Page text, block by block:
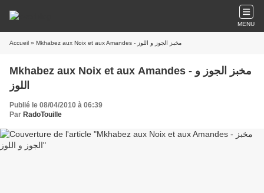
MENU
Accueil » Mkhabez aux Noix et aux Amandes - مخبز الجوز و اللوز
Mkhabez aux Noix et aux Amandes - مخبز الجوز و
اللوز
Publié le 08/04/2010 à 06:39
Par RadoTouille